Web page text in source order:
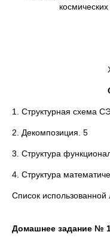
1. Структурная схема
2. Декомпозиция. 5
3. Структура
4. Структура
Список использованной
Домашнее задание №